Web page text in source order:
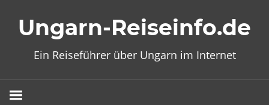
Ungarn-Reiseinfo.de
Ein Reiseführer über Ungarn im Internet